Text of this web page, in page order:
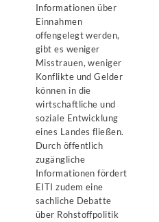
Informationen über
Einnahmen
offengelegt werden,
gibt es weniger
Misstrauen, weniger
Konflikte und Gelder
können in die
wirtschaftliche und
soziale Entwicklung
eines Landes fließen.
Durch öffentlich
zugängliche
Informationen fördert
EITI zudem eine
sachliche Debatte
über Rohstoffpolitik